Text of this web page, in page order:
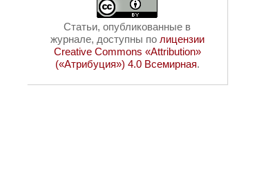
Статьи, опубликованные в
журнале, доступны по лицензии
Creative Commons «Attribution»
(«Атрибуция») 4.0 Всемирная.